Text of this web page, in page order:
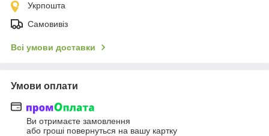
Укрпошта
Самовивіз
Всі умови доставки
Умови оплати
Ви отримаєте замовлення
або гроші повернуться на вашу картку